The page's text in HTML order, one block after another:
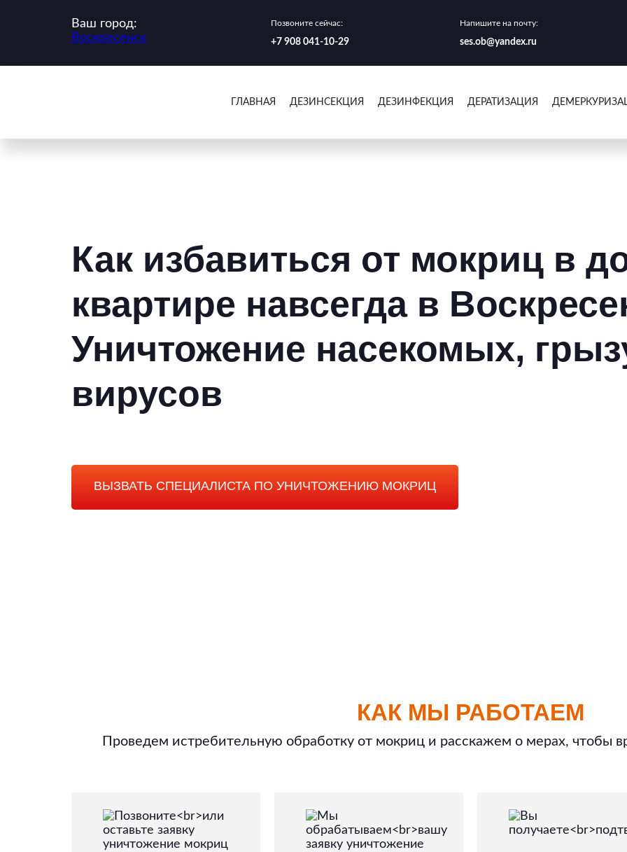
Ваш город:
Воскресенск
Позвоните сейчас:
‪+7 908 041-10-29
Напишите на почту:
ses.ob@yandex.ru
ГЛАВНАЯ ДЕЗИНСЕКЦИЯ ДЕЗИНФЕКЦИЯ ДЕРАТИЗАЦИЯ
Как избавиться от мокриц в
квартире навсегда в
Уничтожение насекомых,
вирусов
ВЫЗВАТЬ СПЕЦИАЛИСТА ПО УНИЧТОЖЕНИЮ МОКРИЦ
КАК МЫ РАБОТАЕМ
Проведем истребительную обработку от мокриц и расскажем о мерах, чтобы